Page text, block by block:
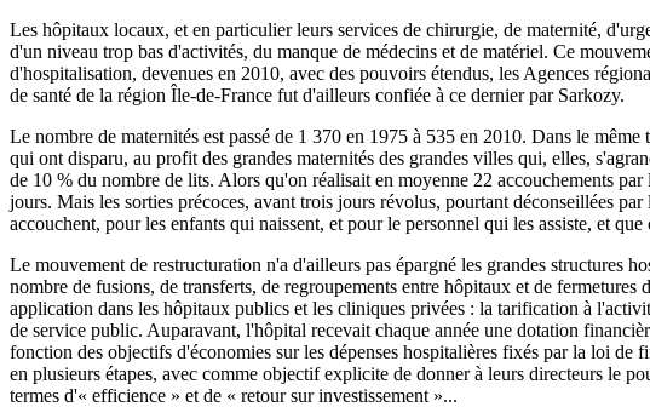
Les hôpitaux locaux, et en particulier leurs services de chirurgie, de maternité,
d'un niveau trop bas d'activités, du manque de médecins et de matériel. Ce
d'hospitalisation, devenues en 2010, avec des pouvoirs étendus, les Agences
de santé de la région Île-de-France fut d'ailleurs confiée à ce dernier par Sarkozy.
Le nombre de maternités est passé de 1 370 en 1975 à 535 en 2010. Dans le
qui ont disparu, au profit des grandes maternités des grandes villes qui, elles,
de 10 % du nombre de lits. Alors qu'on réalisait en moyenne 22 accouchements
jours. Mais les sorties précoces, avant trois jours révolus, pourtant déconseillées
accouchent, pour les enfants qui naissent, et pour le personnel qui les assiste, et
Le mouvement de restructuration n'a d'ailleurs pas épargné les grandes structures
nombre de fusions, de transferts, de regroupements entre hôpitaux et de
application dans les hôpitaux publics et les cliniques privées : la tarification à
de service public. Auparavant, l'hôpital recevait chaque année une dotation
fonction des objectifs d'économies sur les dépenses hospitalières fixés par la loi
en plusieurs étapes, avec comme objectif explicite de donner à leurs directeurs le
termes d'« efficience » et de « retour sur investissement »...